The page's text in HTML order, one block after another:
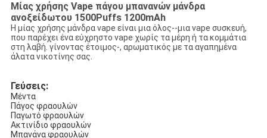
Μίας χρήσης Vape πάγου μπανανών μάνδρα
ανοξείδωτου 1500Puffs 1200mAh
Η μίας χρήσης μάνδρα vape είναι μια όλος--μια vape συσκευή,
που παρέχει ένα εύχρηστο vape χωρίς τα μέρη ή τα κομμάτια
στη λαβή. γίνοντας έτοιμος-, αρωματικός με τα αγαπημένα
άλατα νικοτίνης σας.
Γεύσεις:
Μέντα
Πάγος φραουλών
Παγωτό φραουλών
Ακτινίδιο φραουλών
Μπανάνα φραουλών